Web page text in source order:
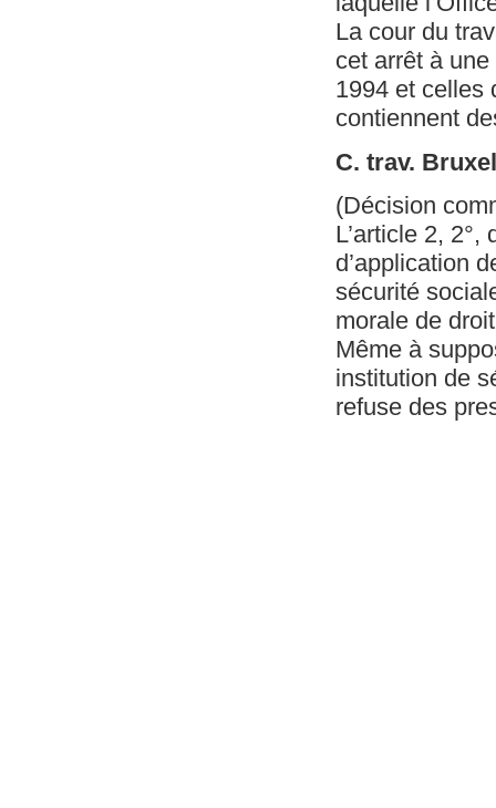
La cour du
cet arrêt à
1994 et celles
contiennent
C. trav.
(Décision
L’article 2,
d’application
sécurité
morale de
Même à
institution de
refuse des